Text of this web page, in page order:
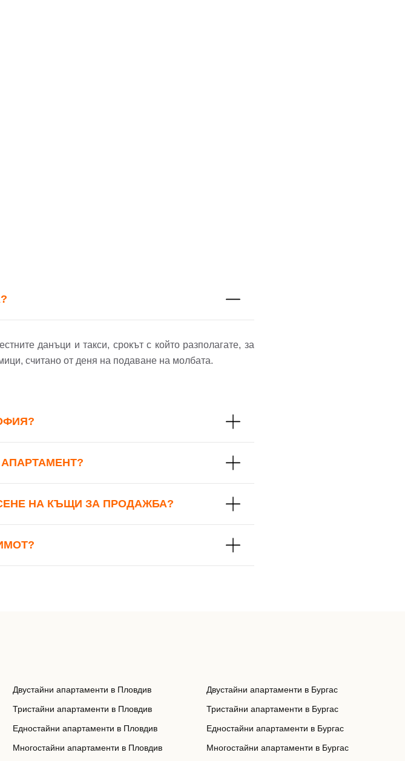
профил
данъци и такси, срокът с който разполагате, за
считано от деня на подаване на молбата.
НА КЪЩИ ЗА ПРОДАЖБА?
Двустайни апартаменти в Пловдив
Тристайни апартаменти в Пловдив
Едностайни апартаменти в Пловдив
Многостайни апартаменти в Пловдив
Двустайни апартаменти в Бургас
Тристайни апартаменти в Бургас
Едностайни апартаменти в Бургас
Многостайни апартаменти в Бургас